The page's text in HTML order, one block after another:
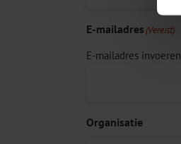
E-mailadres (Vereist)
E-mailadres invoeren
Organisatie